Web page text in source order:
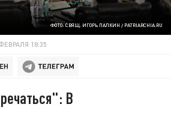
ФОТО: СВЯЩ. ИГОРЬ ПАЛКИН / PATRIARCHIA.RU
18:35
В